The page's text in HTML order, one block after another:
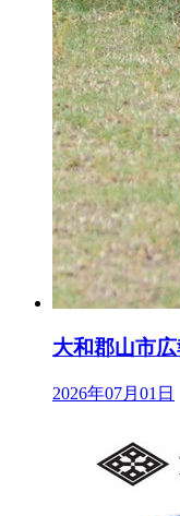
大和郡山市
2026年07月01日